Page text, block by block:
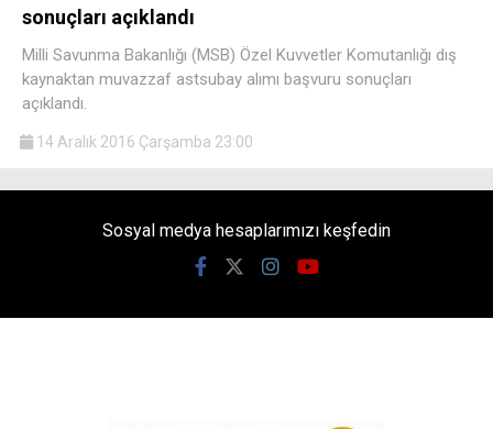
sonuçları açıklandı
Milli Savunma Bakanlığı (MSB) Özel Kuvvetler Komutanlığı dış
kaynaktan muvazzaf astsubay alımı başvuru sonuçları
açıklandı.
14 Aralık 2016 Çarşamba 23:00
Sosyal medya hesaplarımızı keşfedin